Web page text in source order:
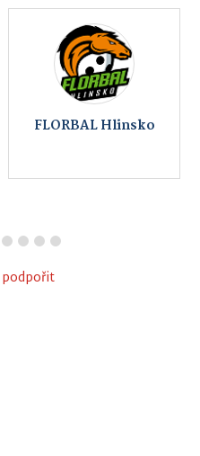
FLORBAL Hlinsko